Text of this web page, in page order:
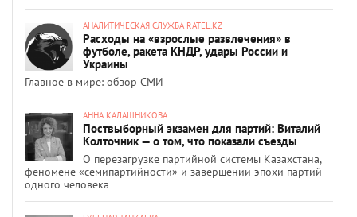
АНАЛИТИЧЕСКАЯ СЛУЖБА RATEL.KZ
Расходы на «взрослые развлечения» в
футболе, ракета КНДР, удары России и
Украины
Главное в мире: обзор СМИ
АННА КАЛАШНИКОВА
Поствыборный экзамен для партий: Виталий
Колточник — о том, что показали съезды
О перезагрузке партийной системы Казахстана,
феномене «семипартийности» и завершении эпохи партий
одного человека